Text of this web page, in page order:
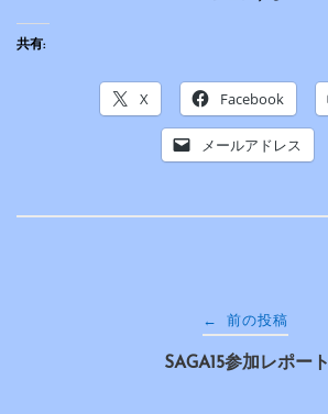
共有:
X Facebook
メールアドレス
← 前の投稿
SAGA15参加レポート